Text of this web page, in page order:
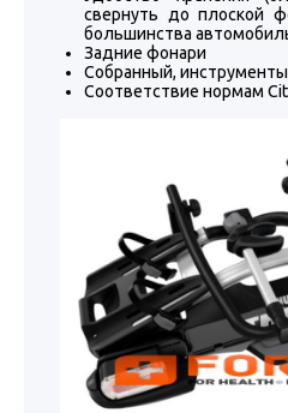
свернуть до плоской
большинства
Задние фонари
Собранный,
Соответствие нормам